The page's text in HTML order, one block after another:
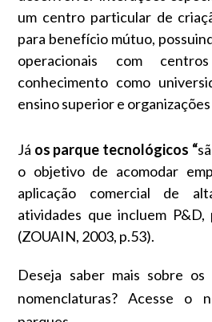
um centro particular de
para benefício mútuo,
operacionais com
conhecimento como
ensino superior e
Já os parque tecnológicos “
o objetivo de acomodar
aplicação comercial de
atividades que incluem P&D,
(ZOUAIN, 2003, p.53).
Deseja saber mais sobre
nomenclaturas?Acesse o